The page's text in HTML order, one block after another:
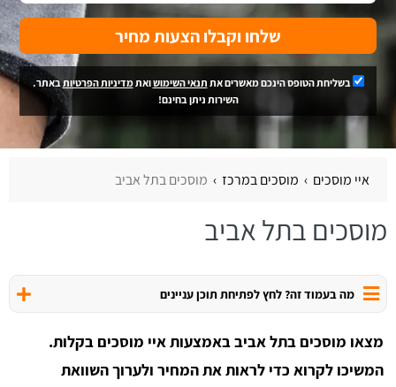
שלחו וקבלו הצעות מחיר
בשליחת הטופס הינכם מאשרים את תנאי השימושואתמדיניות הפרטיותבאתר.
השירות ניתן בחינם!
איי מוסכים מוסכים במרכז מוסכים בתל אביב
מוסכים בתל אביב
מה בעמוד זה? לחץ לפתיחת תוכן עניינים
מצאו מוסכים בתל אביב באמצעות איי מוסכים בקלות.
המשיכו לקרוא כדי לראות את המחיר ולערוך השוואת